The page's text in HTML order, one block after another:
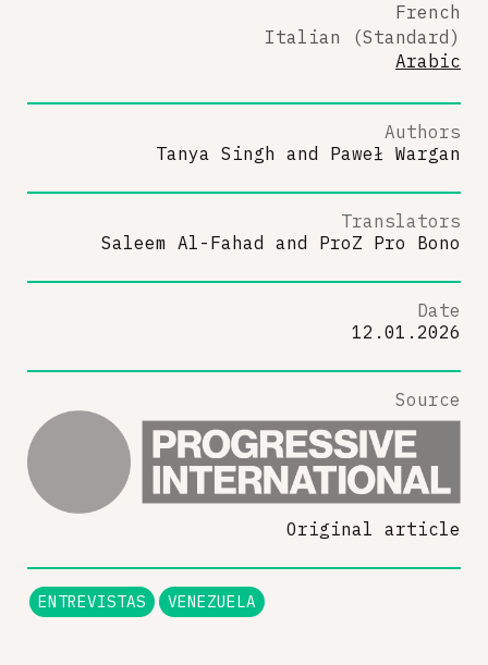
French
Italian (Standard)
Arabic
Authors
Tanya Singh and Paweł Wargan
Translators
Saleem Al-Fahad and ProZ Pro Bono
Date
12.01.2026
Source
Original article
ENTREVISTAS VENEZUELA